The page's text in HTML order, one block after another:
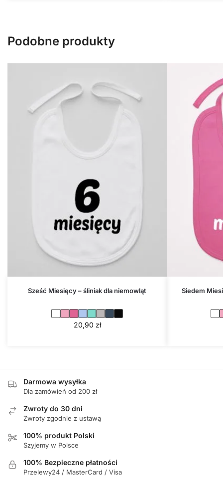
Podobne produkty
Sześć Miesięcy – śliniak dla niemowląt
20,90 zł
Siedem
Darmowa wysyłka
Dla zamówień od 200 zł
Zwroty do 30 dni
Zwroty zgodnie z ustawą
100% produkt Polski
Szyjemy w Polsce
100% Bezpieczne płatności
Przelewy24 / MasterCard / Visa